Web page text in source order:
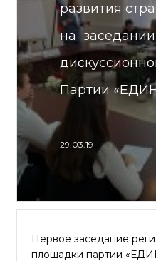
развития
на
Партии
29.03.19
Первое заседание
площадки партии